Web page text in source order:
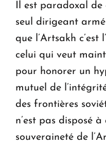
Il est paradoxal de
seul dirigeant
que l’Artsakh c’est
celui qui veut
pour honorer un
mutuel de
des frontières
n’est pas disposé
souveraineté de